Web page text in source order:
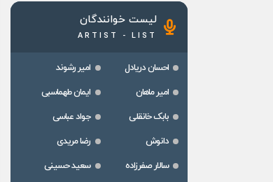
لیست خوانندگان
ARTIST - LIST
احسان دریادل
امیر رشوند
امیر ماهان
ایمان طهماسبی
بابک خانقلی
جواد عباسی
دانوش
رضا مریدی
سالار صفرزاده
سعید حسینی